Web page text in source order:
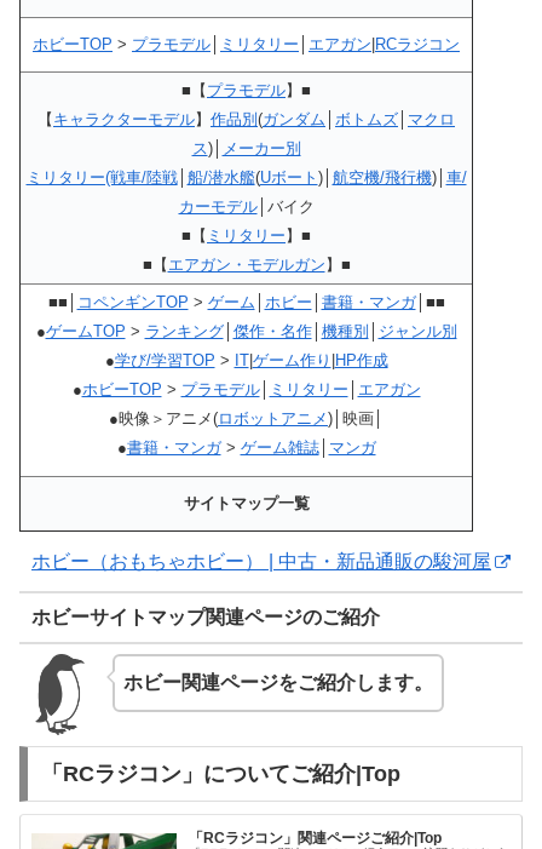
ホビーTOP > プラモデル ミリタリー エアガン RCラジコン
■【 プラモデル】■
【 キャラクターモデル】 作品別 (ガンダム ボトムズ マクロ
ス)│
メーカー別
ミリタリー(戦車/陸戦│ 船/潜水艦(Uボート )│ 航空機/飛行機)│ 車/
カーモデル│バイク
■【 ミリタリー 】■
■【 エアガン・モデルガン 】■
■■│ コペンギンTOP > ゲーム ホビー 書籍・マンガ│■■
●ゲームTOP > ランキング│ 傑作・名作│ 機種別
ジャンル別
●学び/学習TOP > IT| ゲーム作り HP作成
●ホビーTOP > プラモデル│ ミリタリー
エアガン
●映像＞アニメ(ロボットアニメ)│映画│
●書籍・マンガ> ゲーム雑誌│ マンガ
サイトマップ一覧
ホビー（おもちゃホビー） | 中古・新品通販の駿河屋
ホビーサイトマップ関連ページのご紹介
ホビー関連ページをご紹介します。
「RCラジコン」についてご紹介|Top
「RCラジコン」関連ページご紹介|Top